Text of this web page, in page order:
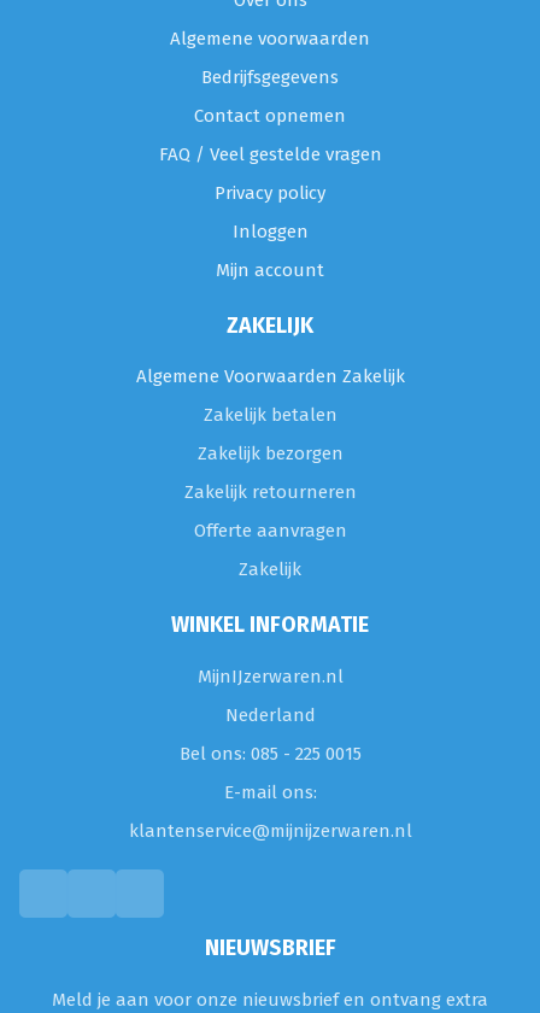
Algemene voorwaarden
Bedrijfsgegevens
Contact opnemen
FAQ / Veel gestelde vragen
Privacy policy
Inloggen
Mijn account
ZAKELIJK
Algemene Voorwaarden Zakelijk
Zakelijk betalen
Zakelijk bezorgen
Zakelijk retourneren
Offerte aanvragen
Zakelijk
WINKEL INFORMATIE
MijnIJzerwaren.nl
Nederland
Bel ons: 085 - 225 0015
E-mail ons:
klantenservice@mijnijzerwaren.nl
NIEUWSBRIEF
Meld je aan voor onze nieuwsbrief en ontvang extra